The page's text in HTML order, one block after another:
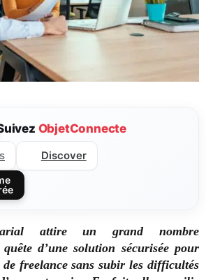
ObjetConnecte
Discover
attire un grand nombre
quête d’une solution sécurisée pour
freelance sans subir les difficultés